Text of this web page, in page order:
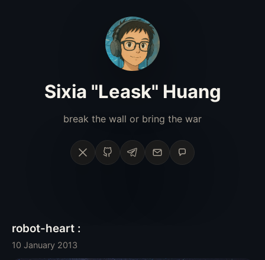
Sixia "Leask" Huang
break the wall or bring the war
X GitHubTelegram
Email Phone
robot-heart :
10 January 2013